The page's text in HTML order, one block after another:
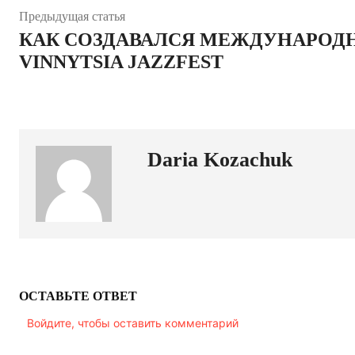
Предыдущая статья
КАК СОЗДАВАЛСЯ
VINNYTSIA JAZZFEST
Daria Kozachuk
ОСТАВЬТЕ ОТВЕТ
Войдите, чтобы оставить комментарий